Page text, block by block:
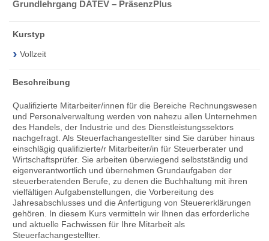
Grundlehrgang DATEV – PräsenzPlus
Kurstyp
Vollzeit
Beschreibung
Qualifizierte Mitarbeiter/innen für die Bereiche Rechnungswesen
und Personalverwaltung werden von nahezu allen Unternehmen
des Handels, der Industrie und des Dienstleistungssektors
nachgefragt. Als Steuerfachangestellter sind Sie darüber hinaus
einschlägig qualifizierte/r Mitarbeiter/in für Steuerberater und
Wirtschaftsprüfer. Sie arbeiten überwiegend selbstständig und
eigenverantwortlich und übernehmen Grundaufgaben der
steuerberatenden Berufe, zu denen die Buchhaltung mit ihren
vielfältigen Aufgabenstellungen, die Vorbereitung des
Jahresabschlusses und die Anfertigung von Steuererklärungen
gehören. In diesem Kurs vermitteln wir Ihnen das erforderliche
und aktuelle Fach­wissen für Ihre Mitarbeit als
Steuerfachangestellter.